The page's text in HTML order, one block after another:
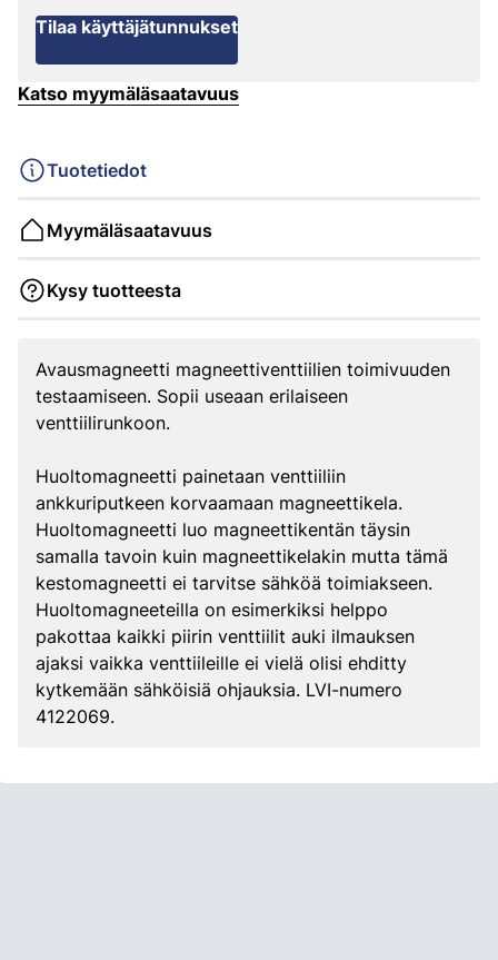
Tilaa käyttäjätunnukset
Katso myymäläsaatavuus
Tuotetiedot
Myymäläsaatavuus
Kysy tuotteesta
Avausmagneetti magneettiventtiilien toimivuuden
testaamiseen. Sopii useaan erilaiseen
venttiilirunkoon.
Huoltomagneetti painetaan venttiiliin
ankkuriputkeen korvaamaan magneettikela.
Huoltomagneetti luo magneettikentän täysin
samalla tavoin kuin magneettikelakin mutta tämä
kestomagneetti ei tarvitse sähköä toimiakseen.
Huoltomagneeteilla on esimerkiksi helppo
pakottaa kaikki piirin venttiilit auki ilmauksen
ajaksi vaikka venttiileille ei vielä olisi ehditty
kytkemään sähköisiä ohjauksia. LVI-numero
4122069.